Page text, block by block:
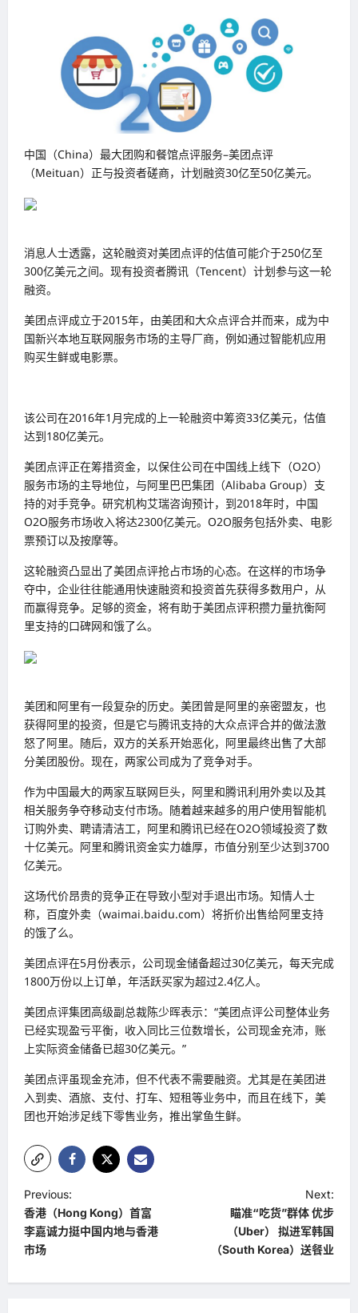
中国（China）最大团购和餐馆点评服务–美团点评
（Meituan）正与投资者磋商，计划融资30亿至50亿美元。
消息人士透露，这轮融资对美团点评的估值可能介于250亿至
300亿美元之间。现有投资者腾讯（Tencent）计划参与这一轮
融资。
美团点评成立于2015年，由美团和大众点评合并而来，成为中
国新兴本地互联网服务市场的主导厂商，例如通过智能机应用
购买生鲜或电影票。
该公司在2016年1月完成的上一轮融资中筹资33亿美元，估值
达到180亿美元。
美团点评正在筹措资金，以保住公司在中国线上线下（O2O）
服务市场的主导地位，与阿里巴巴集团（Alibaba Group）支
持的对手竞争。研究机构艾瑞咨询预计，到2018年时，中国
O2O服务市场收入将达2300亿美元。O2O服务包括外卖、电影
票预订以及按摩等。
这轮融资凸显出了美团点评抢占市场的心态。在这样的市场争
夺中，企业往往能通用快速融资和投资首先获得多数用户，从
而赢得竞争。足够的资金，将有助于美团点评积攒力量抗衡阿
里支持的口碑网和饿了么。
美团和阿里有一段复杂的历史。美团曾是阿里的亲密盟友，也
获得阿里的投资，但是它与腾讯支持的大众点评合并的做法激
怒了阿里。随后，双方的关系开始恶化，阿里最终出售了大部
分美团股份。现在，两家公司成为了竞争对手。
作为中国最大的两家互联网巨头，阿里和腾讯利用外卖以及其
相关服务争夺移动支付市场。随着越来越多的用户使用智能机
订购外卖、聘请清洁工，阿里和腾讯已经在O2O领域投资了数
十亿美元。阿里和腾讯资金实力雄厚，市值分别至少达到3700
亿美元。
这场代价昂贵的竞争正在导致小型对手退出市场。知情人士
称，百度外卖（waimai.baidu.com）将折价出售给阿里支持
的饿了么。
美团点评在5月份表示，公司现金储备超过30亿美元，每天完成
1800万份以上订单，年活跃买家为超过2.4亿人。
美团点评集团高级副总裁陈少晖表示：“美团点评公司整体业务
已经实现盈亏平衡，收入同比三位数增长，公司现金充沛，账
上实际资金储备已超30亿美元。”
美团点评虽现金充沛，但不代表不需要融资。尤其是在美团进
入到卖、酒旅、支付、打车、短租等业务中，而且在线下，美
团也开始涉足线下零售业务，推出掌鱼生鲜。
P
o
s
Previous:
香港（Hong Kong）首富
李嘉诚力挺中国内地与香港
市场
Next:
瞄准“吃货”群体 优步
（Uber） 拟进军韩国
（South Korea）送餐业